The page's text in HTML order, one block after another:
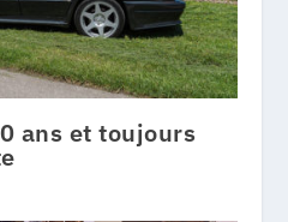
ans et toujours